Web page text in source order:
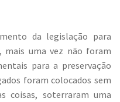
da legislação para
mais uma vez não foram
para a preservação
foram colocados sem
coisas, soterraram uma